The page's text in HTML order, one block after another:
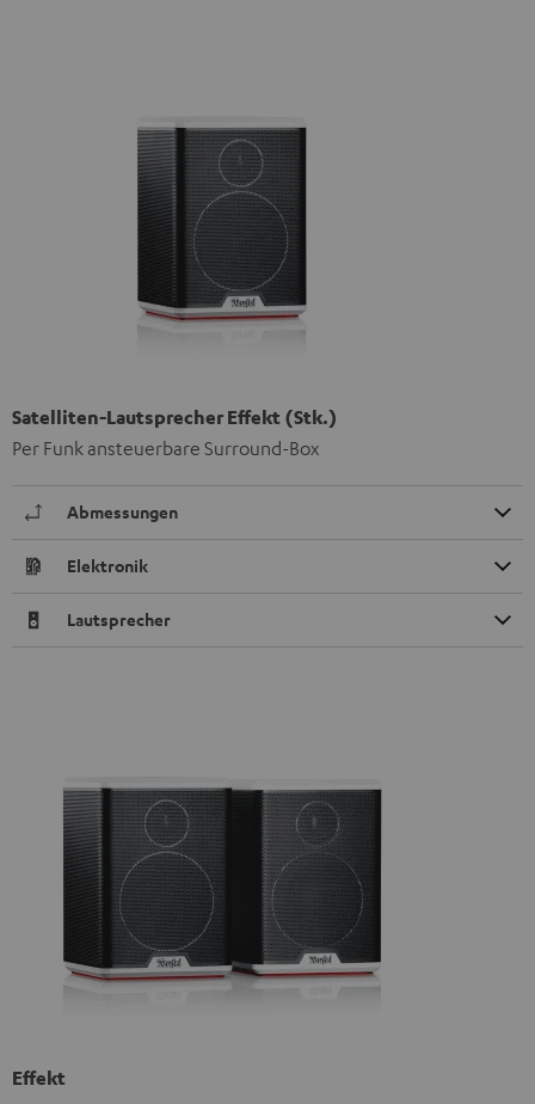
Satelliten-Lautsprecher Effekt (Stk.)
Per Funk ansteuerbare Surround-Box
Abmessungen
Elektronik
Lautsprecher
Effekt